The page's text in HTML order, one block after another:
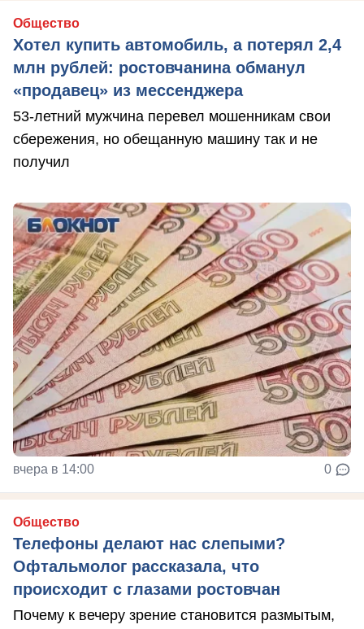
Общество
Хотел купить автомобиль, а потерял 2,4
млн рублей: ростовчанина обманул
«продавец» из мессенджера
53-летний мужчина перевел мошенникам свои
сбережения, но обещанную машину так и не
получил
вчера в 14:00 0
Общество
Телефоны делают нас слепыми?
Офтальмолог рассказала, что
происходит с глазами ростовчан
Почему к вечеру зрение становится размытым,